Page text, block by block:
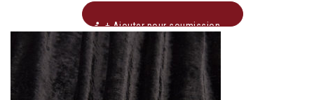
+ Ajouter pour soumission